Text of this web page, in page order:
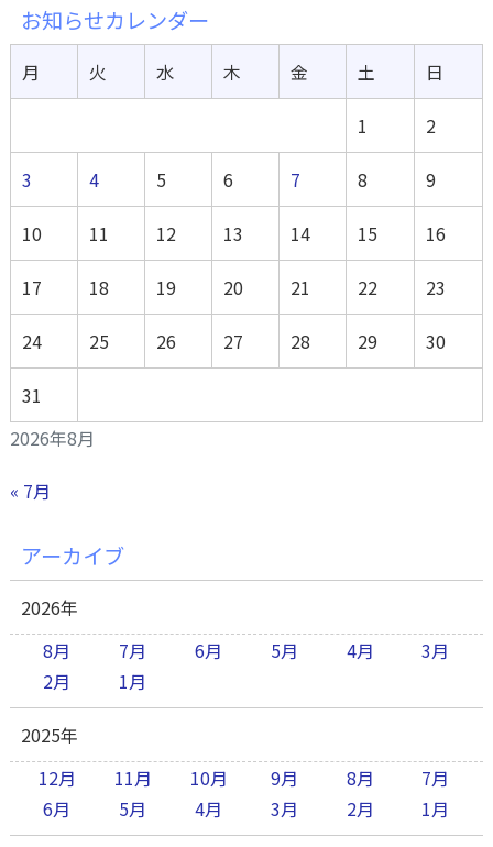
お知らせカレンダー
2026年8月
月 火 水 木 金 土 日
1 2
3 4 5 6 7 8 9
10 11 12 13 14 15 16
17 18 19 20 21 22 23
24 25 26 27 28 29 30
31
« 7月
アーカイブ
2026年
8月
7月 6月 5月 4月
3月
2月
1月
2025年
12月
11月 10月 9月 8月
7月
6月
5月 4月 3月 2月 1月